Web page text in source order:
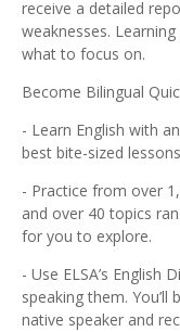
receive a detailed
weaknesses.
what to focus on.
Become Bilingual
- Learn English with
best bite-sized
- Practice from over
and over 40 topics
for you to explore.
- Use ELSA’s
speaking them.
native speaker and